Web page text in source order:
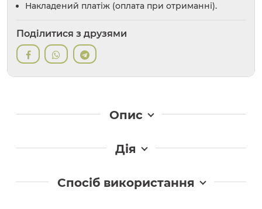
Накладений платіж (оплата при отриманні).
Поділитися з друзями
Опис
Дія
Спосіб використання